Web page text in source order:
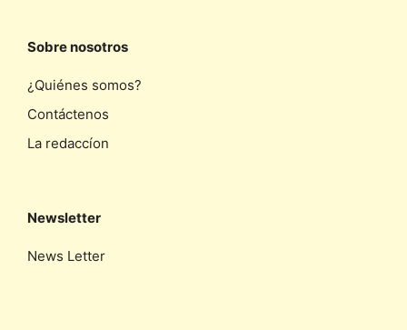
Sobre nosotros
¿Quiénes somos?
Contáctenos
La redaccíon
Newsletter
News Letter